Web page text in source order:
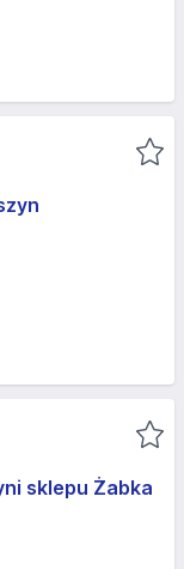
sklepu Żabka